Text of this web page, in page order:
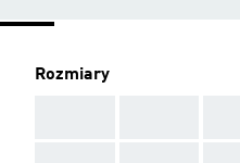
Rozmiary